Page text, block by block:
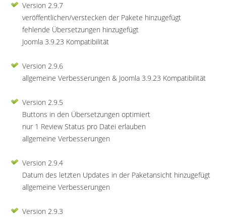
Version 2.9.7
veröffentlichen/verstecken der Pakete hinzugefügt
fehlende Übersetzungen hinzugefügt
Joomla 3.9.23 Kompatibilität
Version 2.9.6
allgemeine Verbesserungen & Joomla 3.9.23 Kompatibilität
Version 2.9.5
Buttons in den Übersetzungen optimiert
nur 1 Review Status pro Datei erlauben
allgemeine Verbesserungen
Version 2.9.4
Datum des letzten Updates in der Paketansicht hinzugefügt
allgemeine Verbesserungen
Version 2.9.3